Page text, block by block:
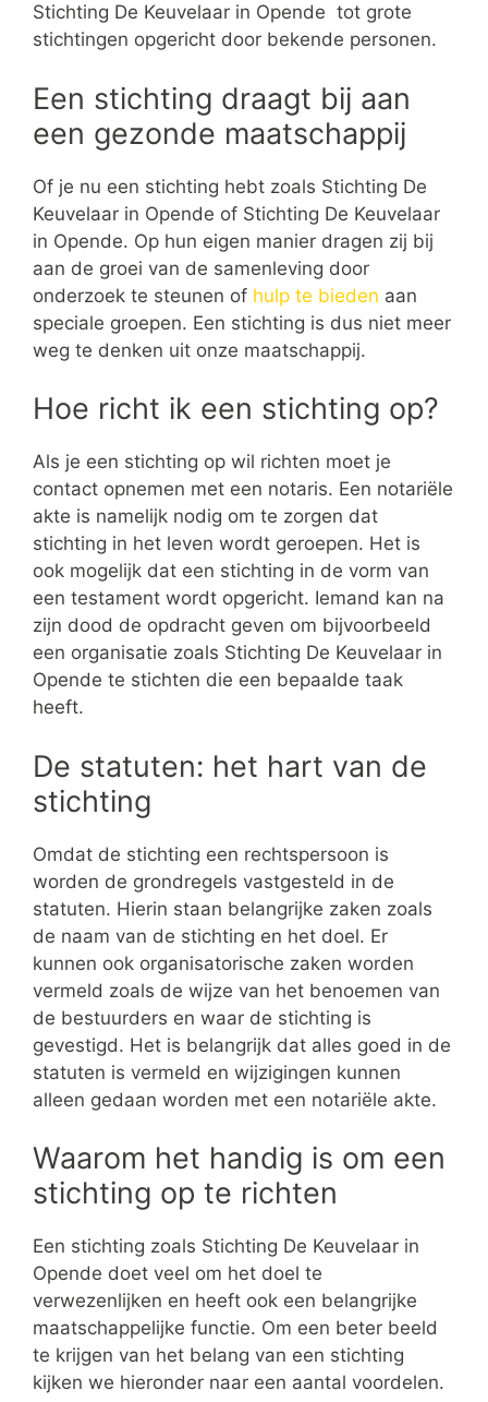
Stichting De Keuvelaar in Opende tot grote
stichtingen opgericht door bekende personen.
Een stichting draagt bij aan
een gezonde maatschappij
Of je nu een stichting hebt zoals Stichting De
Keuvelaar in Opende of Stichting De Keuvelaar
in Opende. Op hun eigen manier dragen zij bij
aan de groei van de samenleving door
onderzoek te steunen of hulp te bieden aan
speciale groepen. Een stichting is dus niet meer
weg te denken uit onze maatschappij.
Hoe richt ik een stichting op?
Als je een stichting op wil richten moet je
contact opnemen met een notaris. Een notariële
akte is namelijk nodig om te zorgen dat
stichting in het leven wordt geroepen. Het is
ook mogelijk dat een stichting in de vorm van
een testament wordt opgericht. Iemand kan na
zijn dood de opdracht geven om bijvoorbeeld
een organisatie zoals Stichting De Keuvelaar in
Opende te stichten die een bepaalde taak
heeft.
De statuten: het hart van de
stichting
Omdat de stichting een rechtspersoon is
worden de grondregels vastgesteld in de
statuten. Hierin staan belangrijke zaken zoals
de naam van de stichting en het doel. Er
kunnen ook organisatorische zaken worden
vermeld zoals de wijze van het benoemen van
de bestuurders en waar de stichting is
gevestigd. Het is belangrijk dat alles goed in de
statuten is vermeld en wijzigingen kunnen
alleen gedaan worden met een notariële akte.
Waarom het handig is om een
stichting op te richten
Een stichting zoals Stichting De Keuvelaar in
Opende doet veel om het doel te
verwezenlijken en heeft ook een belangrijke
maatschappelijke functie. Om een beter beeld
te krijgen van het belang van een stichting
kijken we hieronder naar een aantal voordelen.